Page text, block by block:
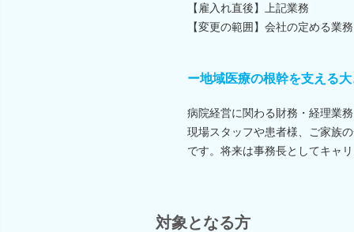
【雇入れ直後】上記業務
【変更の範囲】会社の定める業務
ー地域医療の根幹を支える
病院経営に関わる財務・経理業
現場スタッフや患者様、ご家族
です。将来は事務長としてキャ
対象となる方